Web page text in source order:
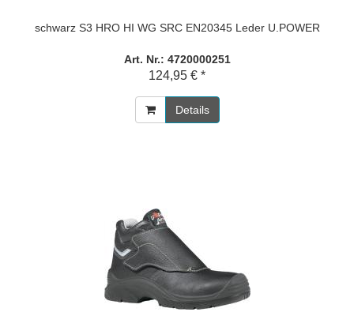
schwarz S3 HRO HI WG SRC EN20345 Leder U.POWER
Art. Nr.: 4720000251
124,95 € *
Details